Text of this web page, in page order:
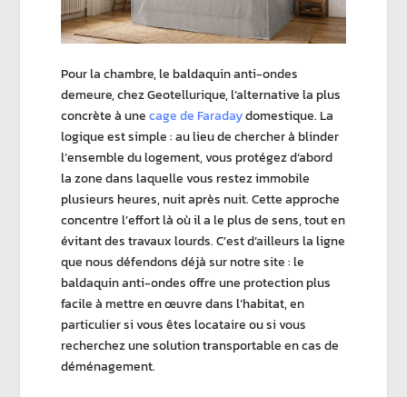
Pour la chambre, lebaldaquin anti-ondes
demeure, chezGeotellurique, l’alternative la plus
concrète à unecage de Faradaydomestique. La
logique est simple : au lieu de chercher àblinder
l’ensemble du logement, vous protégez d’abord
la zone dans laquelle vous restez immobile
plusieurs heures, nuit après nuit. Cette approche
concentre l’effort là où il a le plus de sens, tout en
évitant des travaux lourds. C’est d’ailleurs la ligne
que nous défendons déjà sur notre site : le
baldaquin anti-ondesoffre une protection plus
facile à mettre en œuvre dans l’habitat, en
particulier si vous êtes locataire ou si vous
recherchez une solution transportable en cas de
déménagement.